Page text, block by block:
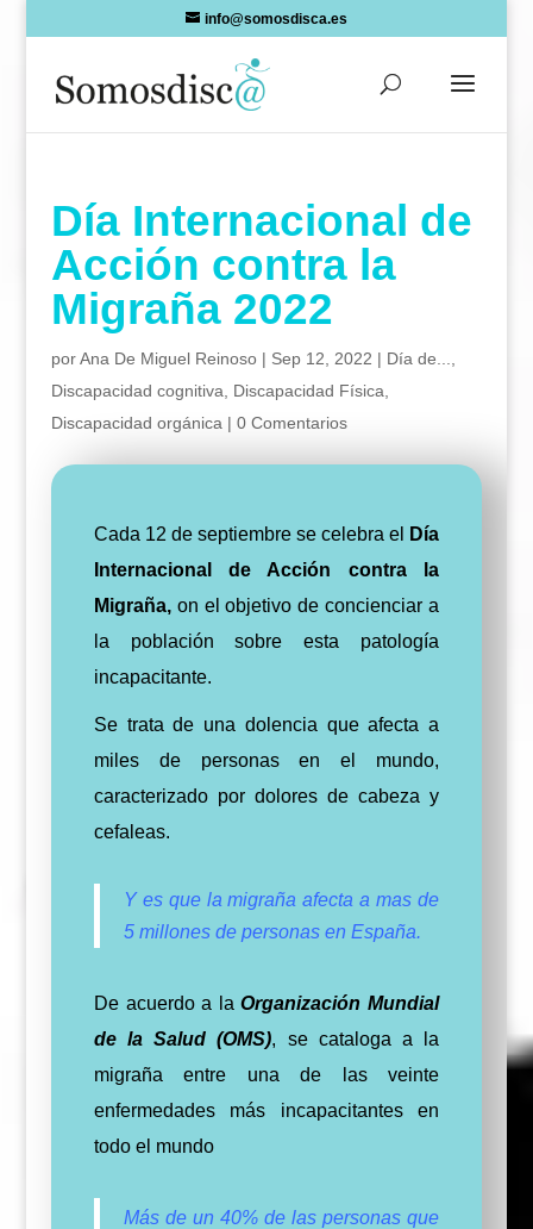
info@somosdisca.es
Día Internacional de
Acción contra la
Migraña 2022
porAna De Miguel Reinoso| Sep 12, 2022 | Día de...
Discapacidad cognitiva
Discapacidad Física
Discapacidad orgánica | 0 Comentarios
Cada 12 de septiembre se celebra el
Día
Internacional de Acción contra la
Migraña, on el objetivo de concienciar a
la población sobre esta patología
incapacitante.
Se trata de una dolencia que afecta a
miles de personas en el mundo,
caracterizado por dolores de cabeza y
cefaleas.
Y es que la migraña afecta a mas de
5 millones de personas en España.
De acuerdo a laOrganización Mundial
de la Salud (OMS), se cataloga a la
migraña entre una de las veinte
enfermedades más incapacitantes en
todo el mundo
Más de un 40% de las personas que